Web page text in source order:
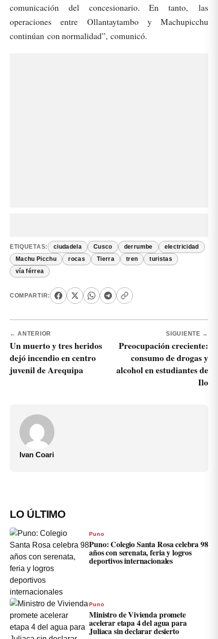
comunicación del concesionario. En tanto, las
operaciones entre Ollantaytambo y Machupicchu
continúan con normalidad”, comunicó.
ETIQUETAS: ciudadela Cusco derrumbe electricidad
Machu Picchu rocas Tierra tren turistas
vía férrea
COMPARTIR:
← ANTERIOR
Un muerto y tres heridos
dejó incendio en centro
juvenil de Arequipa
SIGUIENTE →
Preocupación creciente:
consumo de drogas y
alcohol en estudiantes de
Ilo
Ivan Coari
LO ÚLTIMO
Puno
Puno: Colegio Santa Rosa celebra 98
años con serenata, feria y logros
deportivos internacionales
Puno
Ministro de Vivienda promete
acelerar etapa 4 del agua para
Juliaca sin declarar desierto